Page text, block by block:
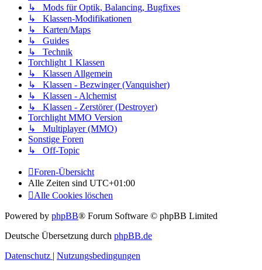
↳ Mods für Optik, Balancing, Bugfixes
↳ Klassen-Modifikationen
↳ Karten/Maps
↳ Guides
↳ Technik
Torchlight 1 Klassen
↳ Klassen Allgemein
↳ Klassen - Bezwinger (Vanquisher)
↳ Klassen - Alchemist
↳ Klassen - Zerstörer (Destroyer)
Torchlight MMO Version
↳ Multiplayer (MMO)
Sonstige Foren
↳ Off-Topic
Foren-Übersicht
Alle Zeiten sind UTC+01:00
Alle Cookies löschen
Powered by phpBB® Forum Software © phpBB Limited
Deutsche Übersetzung durch phpBB.de
Datenschutz | Nutzungsbedingungen